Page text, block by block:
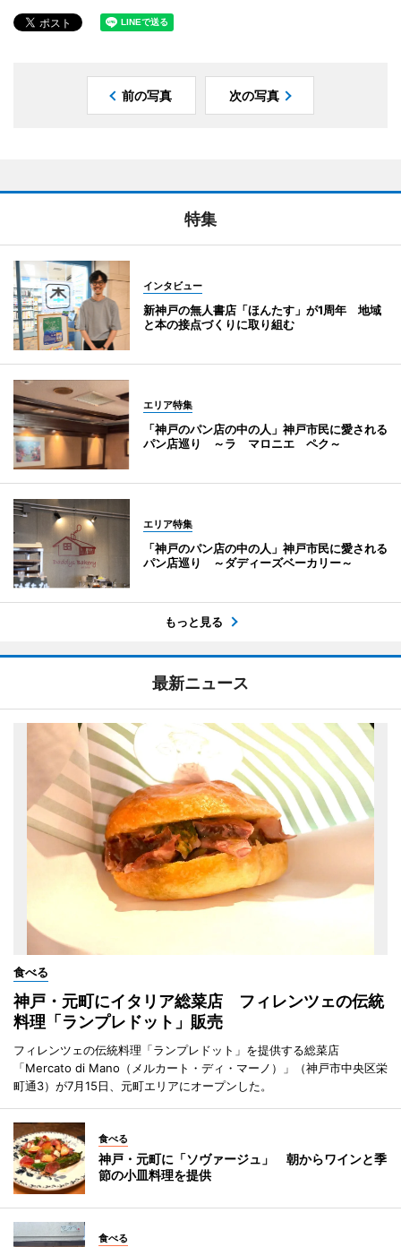
前の写真 次の写真
特集
インタビュー
新神戸の無人書店「ほんたす」が1周年 地域
と本の接点づくりに取り組む
エリア特集
「神戸のパン店の中の人」神戸市民に愛される
パン店巡り ～ラ マロニエ ペク～
エリア特集
「神戸のパン店の中の人」神戸市民に愛される
パン店巡り ～ダディーズベーカリー～
もっと見る
最新ニュース
食べる
神戸・元町にイタリア総菜店 フィレンツェの伝統
料理「ランプレドット」販売
フィレンツェの伝統料理「ランプレドット」を提供する総菜店
「Mercato di Mano（メルカート・ディ・マーノ）」（神戸市中央区栄
町通3）が7月15日、元町エリアにオープンした。
食べる
神戸・元町に「ソヴァージュ」 朝からワインと季
節の小皿料理を提供
食べる